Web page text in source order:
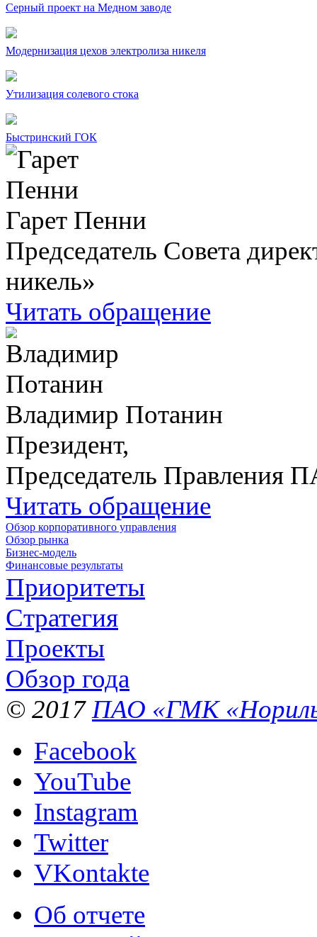
Серный проект на Медном заводе
Модернизация цехов электролиза никеля
Утилизация солевого стока
Быстринский ГОК
Гарет Пенни
Председатель Совета
никель»
Читать обращение
Владимир Потанин
Президент,
Председатель Правления
Читать обращение
Обзор корпоративного управления
Обзор рынка
Бизнес-модель
Финансовые результаты
Приоритеты
Стратегия
Проекты
Обзор года
© 2017 ПАО «ГМК
Facebook
YouTube
Instagram
Twitter
VKontakte
Об отчете